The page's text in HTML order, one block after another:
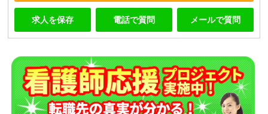
求人を保存 電話で質問 メールで質問